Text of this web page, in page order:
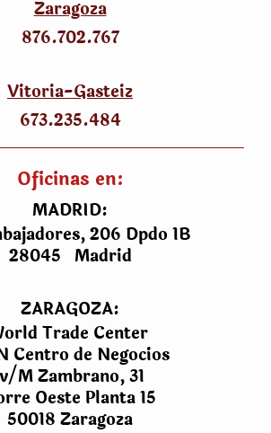
Zaragoza
876.702.767
Vitoria-Gasteiz
673.235.484
Oficinas en:
MADRID:
206 Dpdo 1B
28045 Madrid
ZARAGOZA:
Trade Center
Centro de Negocios
M Zambrano, 31
Oeste Planta 15
50018 Zaragoza